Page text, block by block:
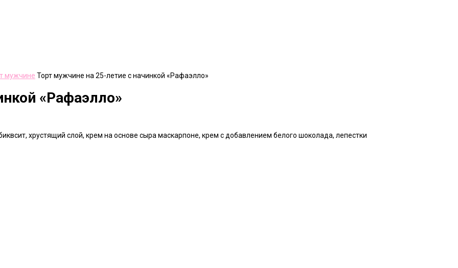
мужчине Торт мужчине на 25-летие с начинкой «Рафаэлло»
«Рафаэлло»
хрустящий слой, крем на основе сыра маскарпоне, крем с добавлением белого шоколада, лепестки